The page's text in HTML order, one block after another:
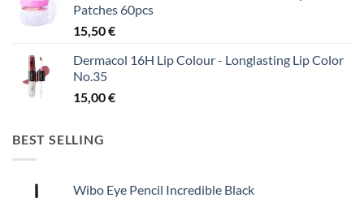
Patches 60pcs
15,50€
Dermacol 16H Lip Colour - Longlasting Lip Color
No.35
15,00€
BEST SELLING
Wibo Eye Pencil Incredible Black